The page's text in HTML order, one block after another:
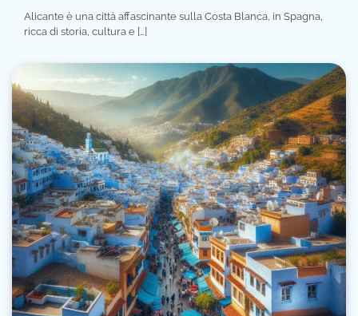
Alicante è una città affascinante sulla Costa Blanca, in Spagna,
ricca di storia, cultura e […]